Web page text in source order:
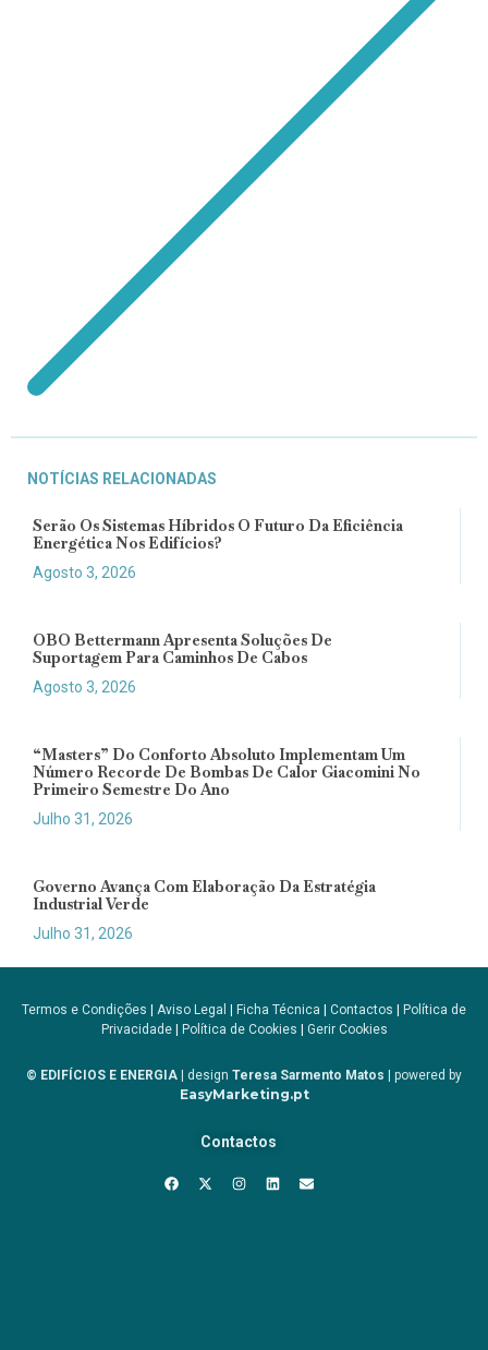
NOTÍCIAS RELACIONADAS
Serão Os Sistemas Híbridos O Futuro Da Eficiência
Energética Nos Edifícios?
Agosto 3, 2026
OBO Bettermann Apresenta Soluções De
Suportagem Para Caminhos De Cabos
Agosto 3, 2026
“Masters” Do Conforto Absoluto Implementam Um
Número Recorde De Bombas De Calor Giacomini No
Primeiro Semestre Do Ano
Julho 31, 2026
Governo Avança Com Elaboração Da Estratégia
Industrial Verde
Julho 31, 2026
Termos e Condições | Aviso Legal | Ficha Técnica | Contactos | Política de
Privacidade| Política de Cookies | Gerir Cookies
© EDIFÍCIOS E ENERGIA | design Teresa Sarmento Matos | powered by
EasyMarketing.pt
Contactos